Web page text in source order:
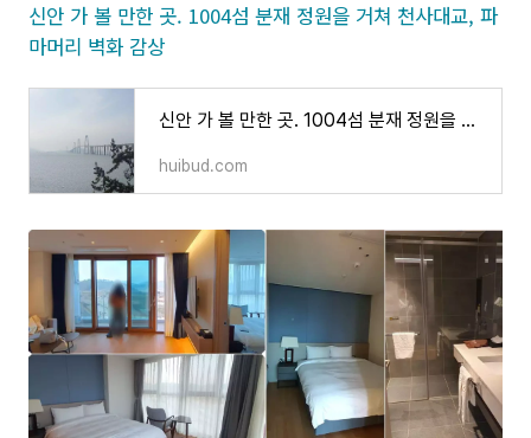
신안 가 볼 만한 곳. 1004섬 분재 정원을 거쳐 천사대교, 파
마머리 벽화 감상
신안 가 볼 만한 곳. 1004섬 분재 정원을 거쳐 천사대교, 파마머리 벽화 감상
huibud.com